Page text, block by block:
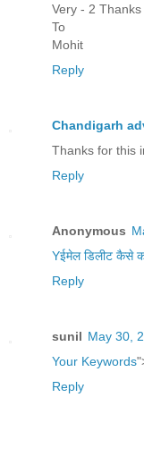
Very - 2 Thanks
To
Mohit
Reply
Chandigarh
Thanks for this
Reply
Anonymous
Yईमेल डिलीट कैसे
Reply
sunil May 30,
Your Keywords
Reply